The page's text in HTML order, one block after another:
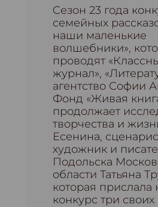
Cезон 23 года
семейных
наши маленькие
волшебники»,
проводят
журнал»,
агентство Софии
Фонд «Живая
продолжает
творчества и
Есенина,
художник и
Подольска
области Татьяна
которая прислала
конкурс три своих